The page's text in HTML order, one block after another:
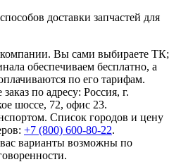
доставки запчастей для
компании. Вы сами выбираете ТК;
обеспечиваем бесплатно, а
по его тарифам.
по адресу: Россия, г.
шоссе, 72, офис 23.
Список городов и цену
+7 (800) 600-80-22.
варианты возможны по